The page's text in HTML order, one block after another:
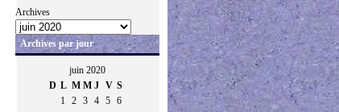
Archives
Archives par jour
juin 2020
D L M M J V S
1
2 3 4 5
6